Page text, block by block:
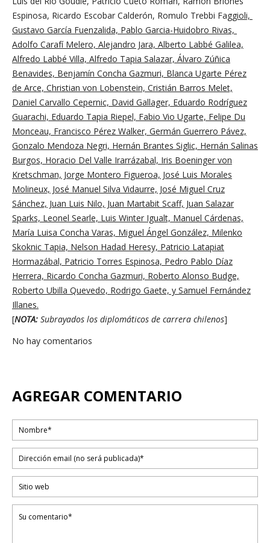
Espinosa, Ricardo Escobar Calderón, Romulo Trebbi Faggioli,
Gustavo García Fuenzalida, Pablo Garcia-Huidobro Rivas,
Adolfo Carafí Melero, Alejandro Jara, Alberto Labbé Galilea,
Alfredo Labbé Villa, Alfredo Tapia Salazar, Álvaro Zúñica
Benavides, Benjamín Concha Gazmuri, Blanca Ugarte Pérez
de Arce, Christian von Lobenstein, Cristián Barros Melet,
Daniel Carvallo Cepernic, David Gallager, Eduardo Rodríguez
Guarachi, Eduardo Tapia Riepel, Fabio Vio Ugarte, Felipe Du
Monceau, Francisco Pérez Walker, Germán Guerrero Pávez,
Gonzalo Mendoza Negri, Hernán Brantes Siglic, Hernán Salinas
Burgos, Horacio Del Valle Irarrázabal, Iris Boeninger von
Kretschman, Jorge Montero Figueroa, José Luis Morales
Molineux, José Manuel Silva Vidaurre, José Miguel Cruz
Sánchez, Juan Luis Nilo, Juan Martabit Scaff, Juan Salazar
Sparks, Leonel Searle, Luis Winter Igualt, Manuel Cárdenas,
María Luisa Concha Varas, Miguel Ángel González, Milenko
Skoknic Tapia, Nelson Hadad Heresy, Patricio Latapiat
Hormazábal, Patricio Torres Espinosa, Pedro Pablo Díaz
Herrera, Ricardo Concha Gazmuri, Roberto Alonso Budge,
Roberto Ubilla Quevedo, Rodrigo Gaete, y Samuel Fernández
Illanes.
[NOTA: Subrayados los diplomáticos de carrera chilenos]
No hay comentarios
AGREGAR COMENTARIO